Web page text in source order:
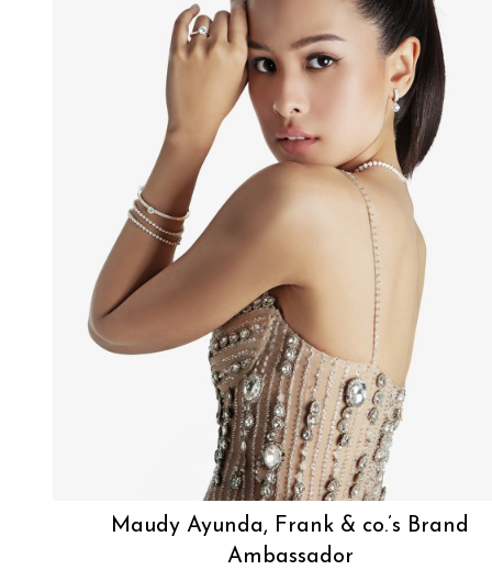
Maudy Ayunda, Frank & co.’s Brand
Ambassador